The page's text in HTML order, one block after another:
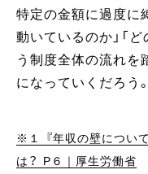
特定の金額に過度に
動いているのか」「
う制度全体の流れを
になっていくだろう。
※１ 『年収の壁につい
は？ P６｜厚生労働省